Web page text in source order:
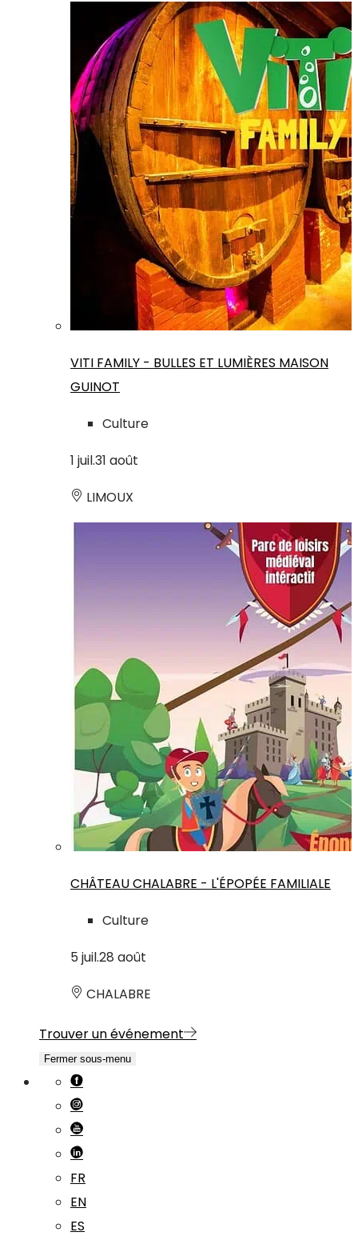
VITI FAMILY - BULLES ET LUMIÈRES MAISON
GUINOT
Culture
1 juil.31 août
LIMOUX
CHÂTEAU CHALABRE - L'ÉPOPÉE FAMILIALE
Culture
5 juil.28 août
CHALABRE
Trouver un événement
Fermer sous-menu
FR
EN
ES